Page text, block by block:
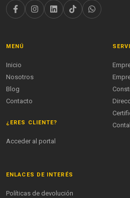
MENÚ
Inicio
Nosotros
Blog
Contacto
¿ERES CLIENTE?
Acceder al portal
ENLACES DE INTERÉS
Políticas de devolución